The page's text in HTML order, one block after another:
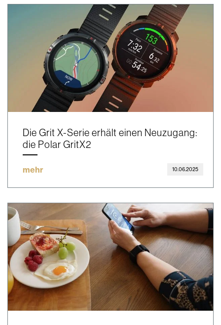
Die Grit X-Serie erhält einen Neuzugang:
die Polar GritX2
mehr 10.06.2025